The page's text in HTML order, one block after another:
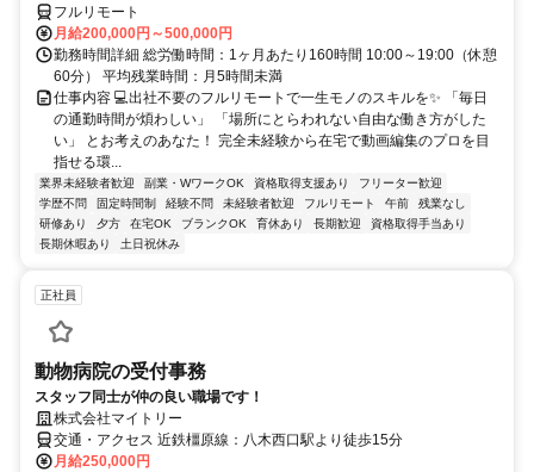
フルリモート
月給200,000円～500,000円
勤務時間詳細 総労働時間：1ヶ月あたり160時間 10:00～19:00（休憩
60分） 平均残業時間：月5時間未満
仕事内容 💻出社不要のフルリモートで一生モノのスキルを✨ 「毎日
の通勤時間が煩わしい」 「場所にとらわれない自由な働き方がした
い」 とお考えのあなた！ 完全未経験から在宅で動画編集のプロを目
指せる環...
業界未経験者歓迎 副業・WワークOK 資格取得支援あり
フリーター歓迎
学歴不問
固定時間制 経験不問 未経験者歓迎 フルリモート 午前
残業なし
研修あり
夕方 在宅OK ブランクOK 育休あり 長期歓迎
資格取得手当あり
長期休暇あり
土日祝休み
正社員
動物病院の受付事務
スタッフ同士が仲の良い職場です！
株式会社マイトリー
交通・アクセス 近鉄橿原線：八木西口駅より徒歩15分
月給250,000円